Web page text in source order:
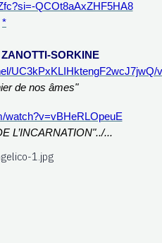
QCOt8aAxZHF5HA8
*
SORKINE
UC3kPxKLIHktengF2wcJ7jwQ/
de nos âmes"
watch?v=vBHeRLOpeuE
L’INCARNATION"../...